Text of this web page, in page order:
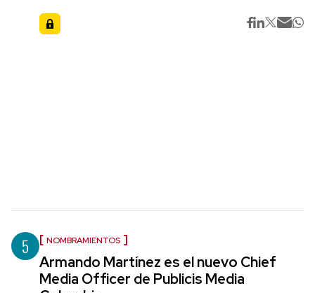
5 NOMBRAMIENTOS
Armando Martínez es el nuevo Chief
Media Officer de Publicis Media